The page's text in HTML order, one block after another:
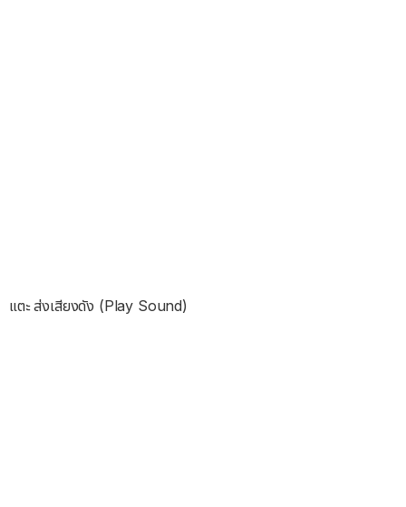
แตะ ส่งเสียงดัง (Play Sound)